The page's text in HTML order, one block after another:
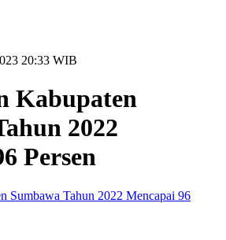
20:33 WIB
Kabupaten
2022
Persen